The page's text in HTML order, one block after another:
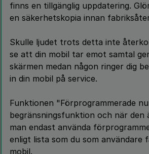
finns en tillgänglig uppdatering.
en säkerhetskopia innan
Skulle ljudet trots detta inte
se att din mobil tar emot samtal
skärmen medan någon ringer dig
in din mobil på service.
Funktionen "Förprogrammerade
begränsningsfunktion och när den
man endast använda
enligt lista som du som användare
mobil.